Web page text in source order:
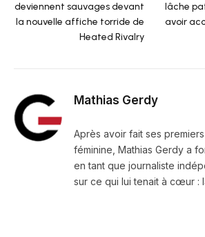
deviennent sauvages devant
la nouvelle affiche torride de
Heated Rivalry
lâche
avoir
Mathias Gerdy
Après avoir fait ses
féminine, Mathias Gerdy a
en tant que journaliste
sur ce qui lui tenait à cœur :